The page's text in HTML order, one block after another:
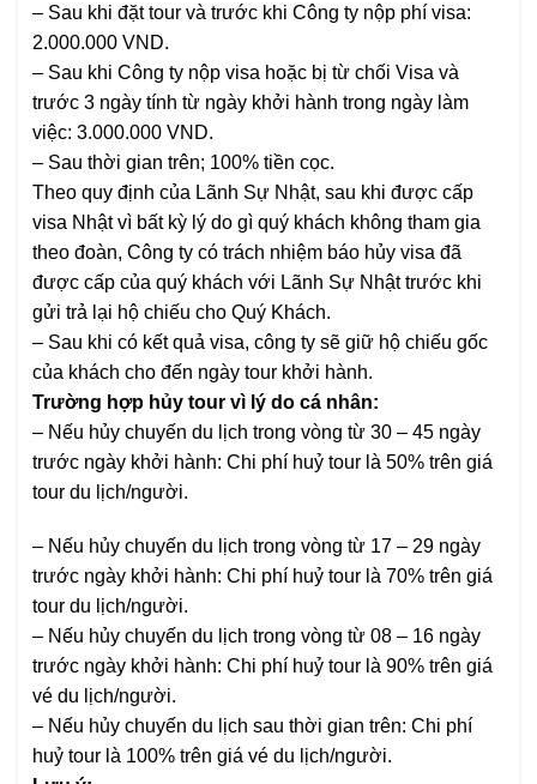
– Sau khi đặt tour và trước khi Công ty nộp phí visa:
2.000.000 VND.
– Sau khi Công ty nộp visa hoặc bị từ chối Visa và
trước 3 ngày tính từ ngày khởi hành trong ngày làm
việc: 3.000.000 VND.
– Sau thời gian trên; 100% tiền cọc.
Theo quy định của Lãnh Sự Nhật, sau khi được cấp
visa Nhật vì bất kỳ lý do gì quý khách không tham gia
theo đoàn, Công ty có trách nhiệm báo hủy visa đã
được cấp của quý khách với Lãnh Sự Nhật trước khi
gửi trả lại hộ chiếu cho Quý Khách.
– Sau khi có kết quả visa, công ty sẽ giữ hộ chiếu gốc
của khách cho đến ngày tour khởi hành.
Trường hợp hủy tour vì lý do cá nhân:
– Nếu hủy chuyến du lịch trong vòng từ 30 – 45 ngày
trước ngày khởi hành: Chi phí huỷ tour là 50% trên giá
tour du lịch/người.
– Nếu hủy chuyến du lịch trong vòng từ 17 – 29 ngày
trước ngày khởi hành: Chi phí huỷ tour là 70% trên giá
tour du lịch/người.
– Nếu hủy chuyến du lịch trong vòng từ 08 – 16 ngày
trước ngày khởi hành: Chi phí huỷ tour là 90% trên giá
vé du lịch/người.
– Nếu hủy chuyến du lịch sau thời gian trên: Chi phí
huỷ tour là 100% trên giá vé du lịch/người.